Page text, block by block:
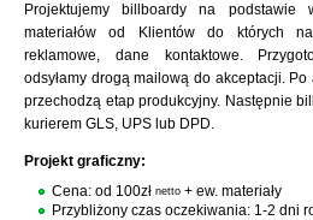
Projektujemy billboardy na podstawie
materiałów od Klientów do których
reklamowe, dane kontaktowe.
odsyłamy drogą mailową do akceptacji.
przechodzą etap produkcyjny. Następnie
kurierem GLS, UPS lub DPD.
Projekt graficzny:
Cena: od 100zł netto + ew. materiały
Przybliżony czas oczekiwania: 1-2 dni